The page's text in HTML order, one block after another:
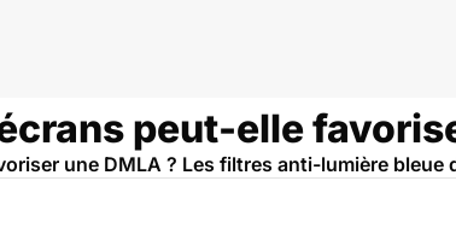
peut-elle
une DMLA ? Les filtres anti-lumière